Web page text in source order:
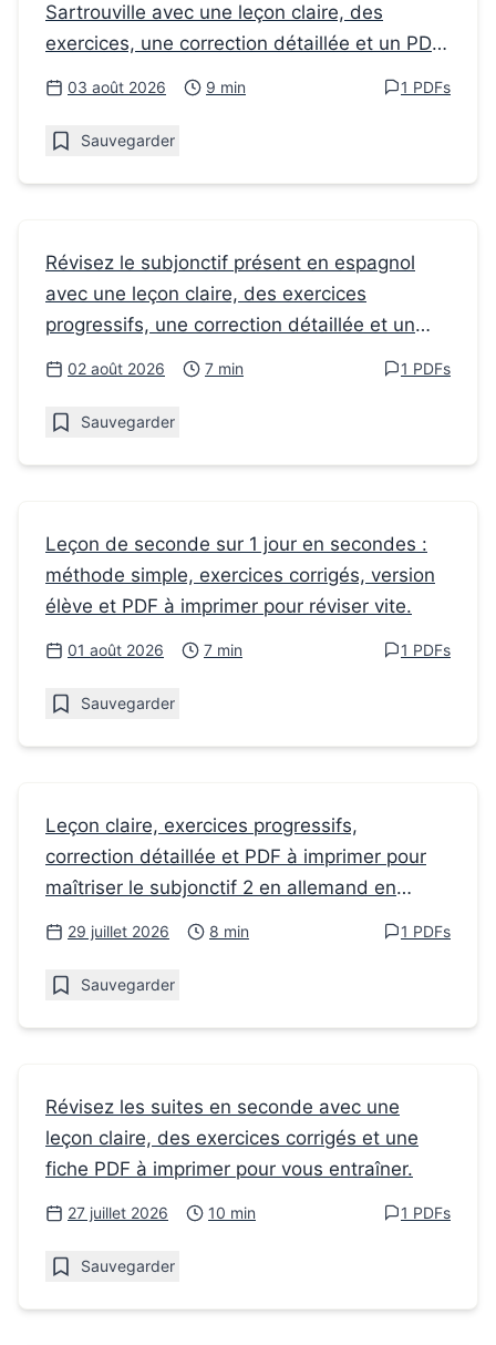
Le lycée Jules Verne à Sartrouville : 5
repères pour la seconde
Sartrouville avec une leçon claire, des
exercices, une correction détaillée et un PDF
à imprimer.
03 août 2026 9 min 1 PDFs
Sauvegarder
Fiches de révision
Le subjonctif en espagnol : un exercice de
troisième passe en seconde
Révisez le subjonctif présent en espagnol
avec une leçon claire, des exercices
progressifs, une correction détaillée et un
PDF à imprimer.
02 août 2026 7 min 1 PDFs
Sauvegarder
Fiches de révision
1 jour en Secondes : méthode et exercices en
Seconde
Leçon de seconde sur 1 jour en secondes :
méthode simple, exercices corrigés, version
élève et PDF à imprimer pour réviser vite.
01 août 2026 7 min 1 PDFs
Sauvegarder
Fiches de révision
Comment réussir les exercices de
Subjonctif 2 en Allemand en Seconde
Leçon claire, exercices progressifs,
correction détaillée et PDF à imprimer pour
maîtriser le subjonctif 2 en allemand en
seconde.
29 juillet 2026 8 min 1 PDFs
Sauvegarder
Fiches de révision
Comment réviser les suites en
mathématiques en seconde
Révisez les suites en seconde avec une
leçon claire, des exercices corrigés et une
fiche PDF à imprimer pour vous entraîner.
27 juillet 2026 10 min 1 PDFs
Sauvegarder